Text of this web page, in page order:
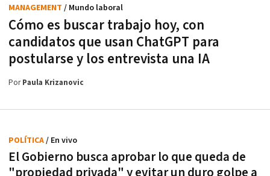
Cómo es buscar trabajo hoy, con
candidatos que usan ChatGPT para
postularse y los entrevista una IA
MANAGEMENT / Mundo laboral
PorPaula Krizanovic
El Gobierno busca aprobar lo que queda de
POLÍTICA/ En vivo